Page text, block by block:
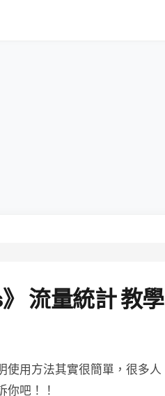
流量統計 教學
使用方法其實很簡單，很多人
你吧！！